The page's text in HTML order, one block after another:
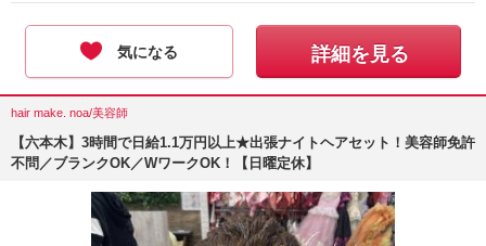
気になる 詳細を見る
hair make. noa/美容師
【六本木】3時間で日給1.1万円以上★出張ナイトヘアセット！美容師免許
不問／ブランクOK／WワークOK！【日曜定休】